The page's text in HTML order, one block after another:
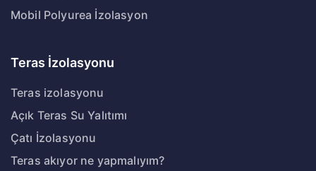
Mobil Polyurea İzolasyon
Teras İzolasyonu
Teras izolasyonu
Açık Teras Su Yalıtımı
Çatı İzolasyonu
Teras akıyor ne yapmalıyım?